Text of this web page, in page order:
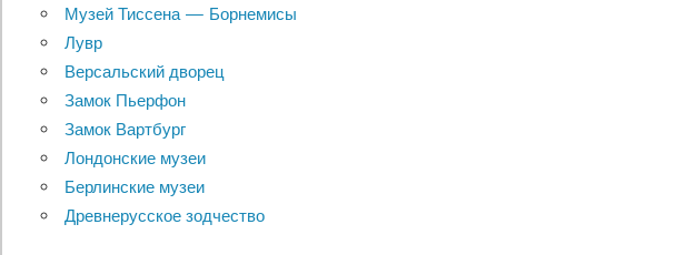
Музей Тиссена — Борнемисы
Лувр
Версальский дворец
Замок Пьерфон
Замок Вартбург
Лондонские музеи
Берлинские музеи
Древнерусское зодчество